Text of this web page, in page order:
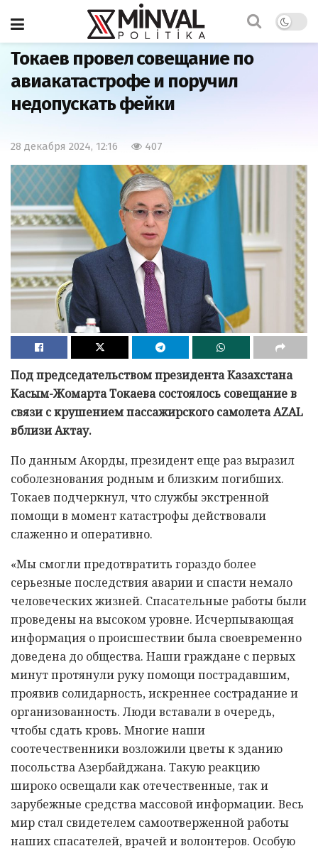
Главная
Токаев провел совещание по
авиакатастрофе и поручил
недопускать фейки
28 декабря 2024, 12:16 407
Под председательством президента Казахстана
Касым-Жомарта Токаева состоялось совещание в
связи с крушением пассажирского самолета AZAL
вблизи Актау.
По данным Акорды, президент еще раз выразил
соболезнования родным и близким погибших.
Токаев подчеркнул, что службы экстренной
помощи в момент катастрофы действовали
слаженно и оперативно.
«Мы смогли предотвратить гораздо более
серьезные последствия аварии и спасти немало
человеческих жизней. Спасательные работы были
проведены на высоком уровне. Исчерпывающая
информация о происшествии была своевременно
доведена до общества. Наши граждане с первых
минут протянули руку помощи пострадавшим,
проявив солидарность, искреннее сострадание и
организованность. Люди вставали в очередь,
чтобы сдать кровь. Многие наши
соотечественники возложили цветы к зданию
посольства Азербайджана. Такую реакцию
широко освещали как отечественные, так и
зарубежные средства массовой информации. Весь
мир стал свидетелем самоотверженной работы
наших спасателей, врачей и волонтеров. Особую